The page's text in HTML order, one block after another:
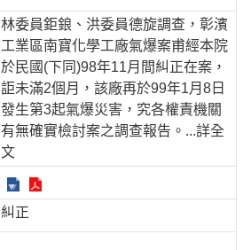
林委員鉅鋃、洪委員德旋調查，彰濱
工業區南寶化學工廠氣爆案甫經本院
於民國(下同)98年11月間糾正在案，
詎未滿2個月，該廠再於99年1月8日
發生第3起氣爆災害，究各權責機關
有無確實檢討案之調查報告。 ...詳全
文
糾正